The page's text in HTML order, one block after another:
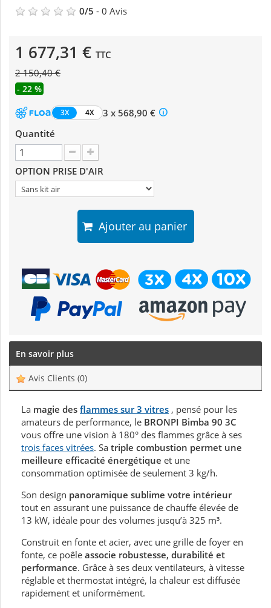
0/5 - 0 Avis
1 677,31 € TTC
2 150,40 €
- 22 %
3X 4X
3 x 568,90 €
Quantité
OPTION PRISE D'AIR
Ajouter au panier
En savoir plus
Avis Clients (0)
La magie des flammes sur 3 vitres , pensé pour les
amateurs de performance, le BRONPI Bimba 90 3C
vous offre une vision à 180° des flammes grâce à ses
trois faces vitrées. Sa triple combustion permet une
meilleure efficacité énergétique et une
consommation optimisée de seulement 3 kg/h.
Son design panoramique sublime votre intérieur
tout en assurant une puissance de chauffe élevée de
13 kW, idéale pour des volumes jusqu’à 325 m³.
Construit en fonte et acier, avec une grille de foyer en
fonte, ce poêle associe robustesse, durabilité et
performance. Grâce à ses deux ventilateurs, à vitesse
réglable et thermostat intégré, la chaleur est diffusée
rapidement et uniformément.